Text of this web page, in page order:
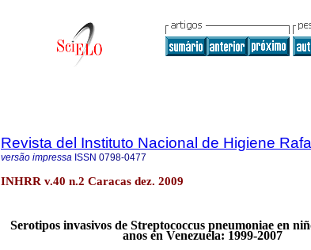
Revista del Instituto Nacional de Higiene
versão impressa ISSN 0798-0477
INHRR v.40 n.2 Caracas dez. 2009
Serotipos invasivos de Streptococcus pneumoniae en
anos en Venezuela: 1999-2007